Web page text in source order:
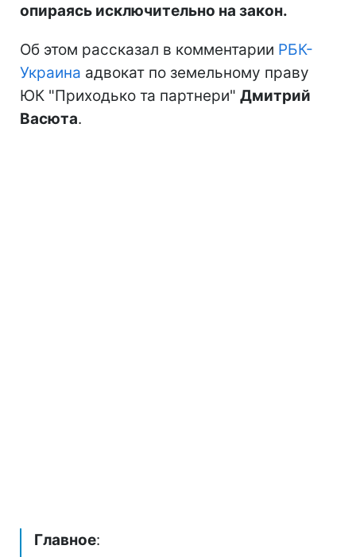
опираясь исключительно на закон.
Об этом рассказал в комментарии РБК-
Украина адвокат по земельному праву
ЮК "Приходько та партнери" Дмитрий
Васюта.
Главное: